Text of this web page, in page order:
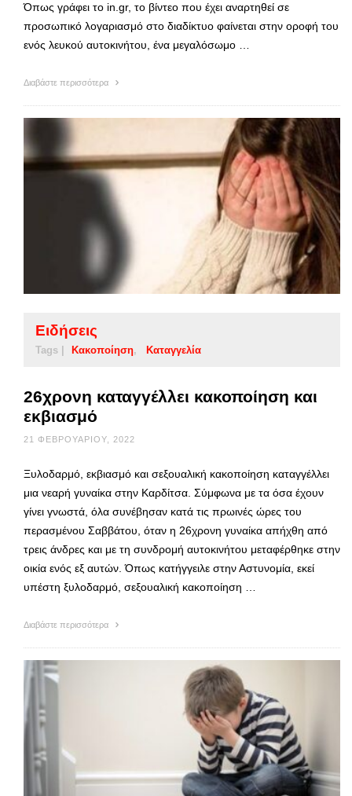
Όπως γράφει το in.gr, το βίντεο που έχει αναρτηθεί σε
προσωπικό λογαριασμό στο διαδίκτυο φαίνεται στην οροφή του
ενός λευκού αυτοκινήτου, ένα μεγαλόσωμο …
Διαβάστε περισσότερα
Ειδήσεις
Tags | Κακοποίηση Καταγγελία
26χρονη καταγγέλλει κακοποίηση και
εκβιασμό
21 ΦΕΒΡΟΥΑΡΊΟΥ, 2022
Ξυλοδαρμό, εκβιασμό και σεξουαλική κακοποίηση καταγγέλλει
μια νεαρή γυναίκα στην Καρδίτσα. Σύμφωνα με τα όσα έχουν
γίνει γνωστά, όλα συνέβησαν κατά τις πρωινές ώρες του
περασμένου Σαββάτου, όταν η 26χρονη γυναίκα απήχθη από
τρεις άνδρες και με τη συνδρομή αυτοκινήτου μεταφέρθηκε στην
οικία ενός εξ αυτών. Όπως κατήγγειλε στην Αστυνομία, εκεί
υπέστη ξυλοδαρμό, σεξουαλική κακοποίηση …
Διαβάστε περισσότερα